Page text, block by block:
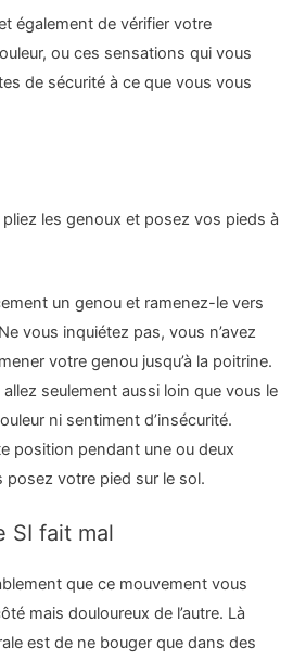
également de vérifier votre
ou ces sensations qui vous
de sécurité à ce que vous vous
les genoux et posez vos pieds à
un genou et ramenez-le vers
vous inquiétez pas, vous n’avez
votre genou jusqu’à la poitrine.
allez seulement aussi loin que vous le
ni sentiment d’insécurité.
position pendant une ou deux
posez votre pied sur le sol.
SI fait mal
que ce mouvement vous
mais douloureux de l’autre. Là
est de ne bouger que dans des